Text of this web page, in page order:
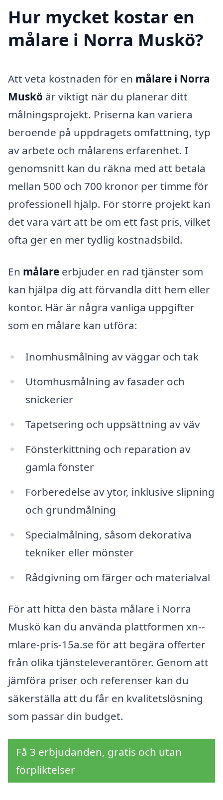
Hur mycket kostar en
målare i Norra Muskö?
Att veta kostnaden för en målare i Norra
Muskö är viktigt när du planerar ditt
målningsprojekt. Priserna kan variera
beroende på uppdragets omfattning, typ
av arbete och målarens erfarenhet. I
genomsnitt kan du räkna med att betala
mellan 500 och 700 kronor per timme för
professionell hjälp. För större projekt kan
det vara värt att be om ett fast pris, vilket
ofta ger en mer tydlig kostnadsbild.
En målare erbjuder en rad tjänster som
kan hjälpa dig att förvandla ditt hem eller
kontor. Här är några vanliga uppgifter
som en målare kan utföra:
Inomhusmålning av väggar och tak
Utomhusmålning av fasader och
snickerier
Tapetsering och uppsättning av väv
Fönsterkittning och reparation av
gamla fönster
Förberedelse av ytor, inklusive slipning
och grundmålning
Specialmålning, såsom dekorativa
tekniker eller mönster
Rådgivning om färger och materialval
För att hitta den bästa målare i Norra
Muskö kan du använda plattformen xn--
mlare-pris-15a.se för att begära offerter
från olika tjänsteleverantörer. Genom att
jämföra priser och referenser kan du
säkerställa att du får en kvalitetslösning
som passar din budget.
Få 3 erbjudanden, gratis och utan
förpliktelser